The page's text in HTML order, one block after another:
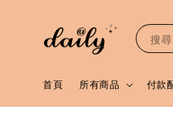
搜尋
首頁 所有商品 付款